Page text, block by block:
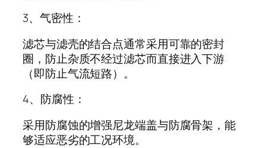
3、气密性：
滤芯与滤壳的结合点通常采用可靠的密封
圈，防止杂质不经过滤芯而直接进入下游
（即防止气流短路）。
4、防腐性：
采用防腐蚀的增强尼龙端盖与防腐骨架，能
够适应恶劣的工况环境。